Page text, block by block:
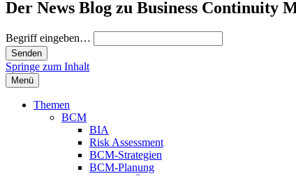
Der News Blog zu Business Continuity
Begriff eingeben…
Springe zum Inhalt
Menü
Themen
BCM
BIA
Risk Assessment
BCM-Strategien
BCM-Planung